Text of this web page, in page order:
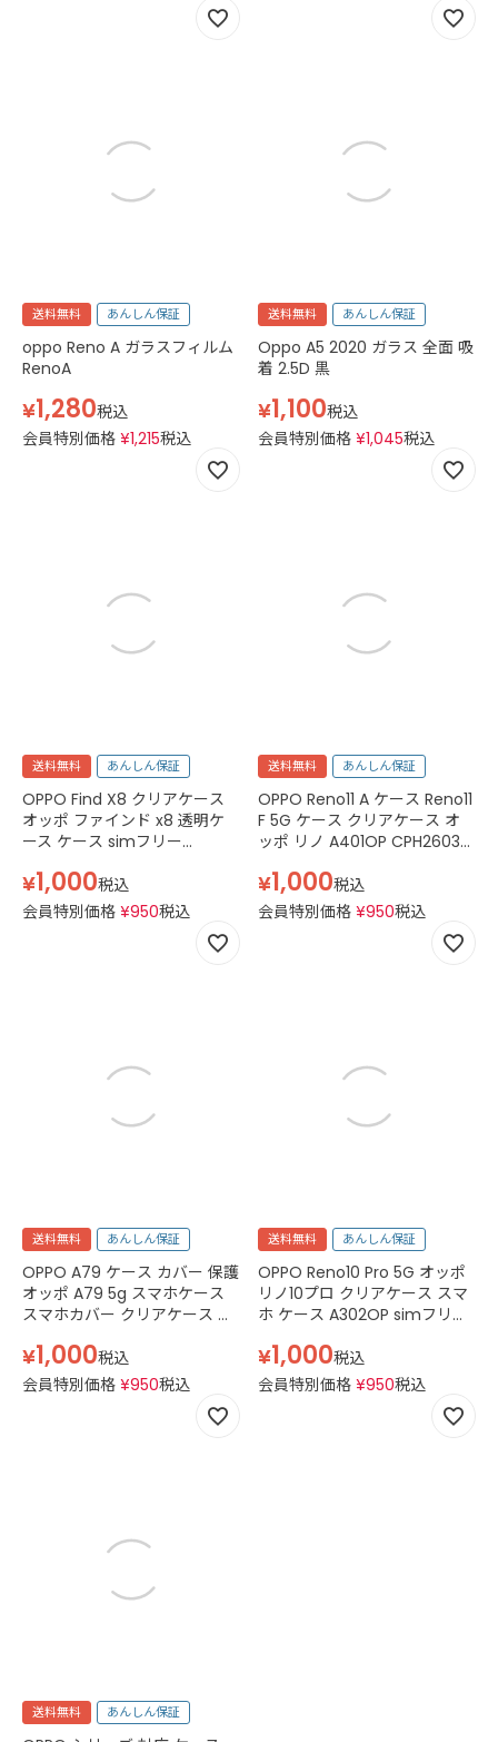
送料無料 あんしん保証
oppo Reno A ガラスフィルム
RenoA
¥1,280税込
会員特別価格 ¥1,215税込
送料無料 あんしん保証
Oppo A5 2020 ガラス 全面 吸
着 2.5D 黒
¥1,100税込
会員特別価格 ¥1,045税込
送料無料 あんしん保証
OPPO Find X8 クリアケース
オッポ ファインド x8 透明ケ
ース ケース simフリー
マホケース 透明 クリア
¥1,000税込
会員特別価格 ¥950税込
送料無料 あんしん保証
OPPO Reno11 A ケース Reno11
F 5G ケース クリアケース オ
ッポ リノ A401OP CPH2603
マホケース 透明 クリア
¥1,000税込
会員特別価格 ¥950税込
送料無料 あんしん保証
OPPO A79 ケース カバー 保護
オッポ A79 5g スマホケース
スマホカバー クリアケース 耐
CPH2557 ワイモバイル
A303OP simフリー Android
モトローラ モト TPU かわいい
落下防止 おしゃれ オリジナル
¥1,000税込
会員特別価格 ¥950税込
送料無料 あんしん保証
OPPO Reno10 Pro 5G オッポ
リノ10プロ クリアケース スマ
ホ ケース A302OP simフリー
ース 透明 クリア
¥1,000税込
会員特別価格 ¥950税込
送料無料 あんしん保証